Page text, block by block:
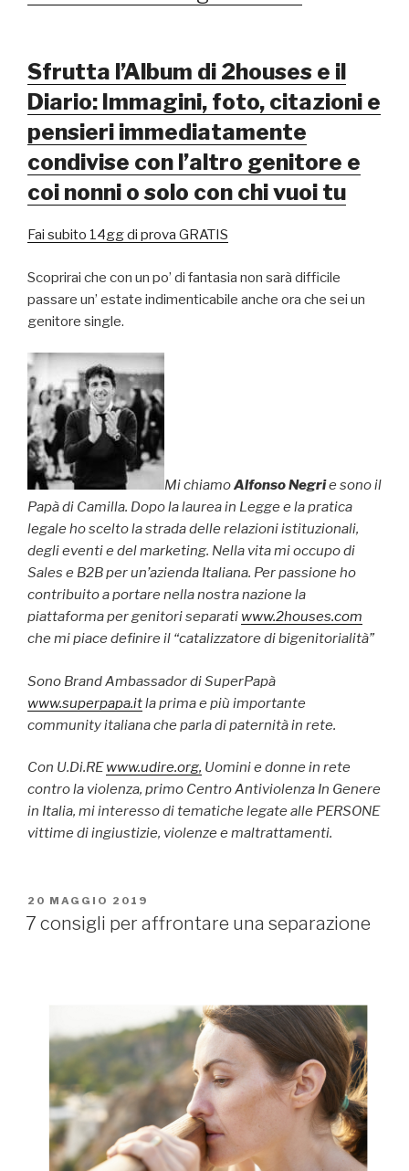
Sfrutta l’Album di 2houses e il
Diario: Immagini, foto, citazioni e
pensieri immediatamente
condivise con l’altro genitore e
coi nonni o solo con chi vuoi tu
Fai subito 14gg di prova GRATIS
Scoprirai che con un po’ di fantasia non sarà difficile
passare un’ estate indimenticabile anche ora che sei un
genitore single.
Mi chiamoAlfonso Negrie sono il
Papà di Camilla. Dopo la laurea in Legge e la pratica
legale ho scelto la strada delle relazioni istituzionali,
degli eventi e del marketing. Nella vita mi occupo di
Sales e B2B per un’azienda Italiana. Per passione ho
contribuito a portare nella nostra nazione la
piattaforma per genitori separati www.2houses.com
che mi piace definire il “catalizzatore di bigenitorialità”
Sono Brand Ambassador di SuperPapà
www.superpapa.itla prima e più importante
community italiana che parla di paternità in rete.
Con U.Di.REwww.udire.org, Uomini e donne in rete
contro la violenza, primo Centro Antiviolenza In Genere
in Italia, mi interesso di tematiche legate alle PERSONE
vittime di ingiustizie, violenze e maltrattamenti.
PUBBLICATO
IL
20 MAGGIO 2019
7 consigli per affrontare una separazione